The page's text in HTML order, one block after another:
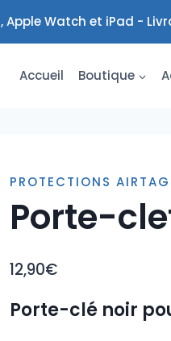
Apple Watch et iPad -
Accueil Boutique
PROTECTIONS AIRTAG
Porte-
12,90€
Porte-clé noir